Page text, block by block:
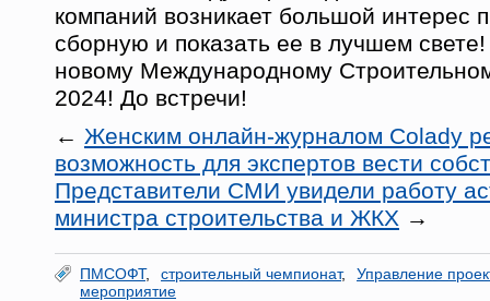
компаний возникает большой интерес
сборную и показать ее в лучшем свете!
новому Международному
2024! До встречи!
← Женским онлайн-журналом Colady
возможность для экспертов вести
Представители СМИ увидели работу
министра строительства и ЖКХ →
ПМСОФТ, строительный чемпионат,
Управление
мероприятие